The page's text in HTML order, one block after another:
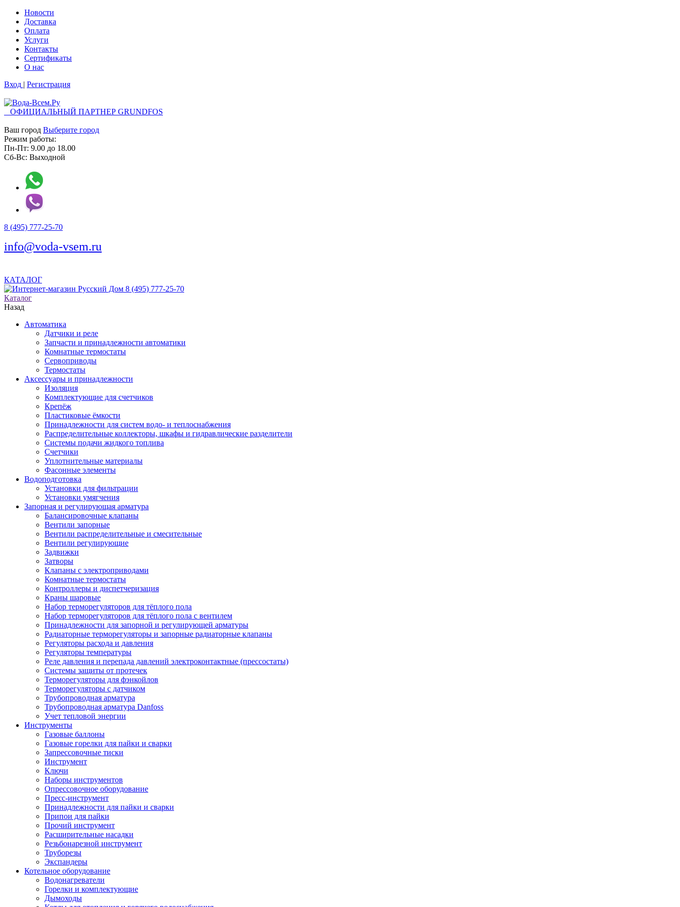
Новости
Доставка
Оплата
Услуги
Контакты
Cертификаты
О нас
Вход | Регистрация
ОФИЦИАЛЬНЫЙ ПАРТНЕР GRUNDFOS
Ваш город Выберите город
Режим работы:
Пн-Пт: 9.00 до 18.00
Сб-Вс: Выходной
8 (495) 777-25-70
info@voda-vsem.ru
КАТАЛОГ
8 (495) 777-25-70
Каталог
Назад
Автоматика
Датчики и реле
Запчасти и принадлежности автоматики
Комнатные термостаты
Сервоприводы
Термостаты
Аксессуары и принадлежности
Изоляция
Комплектующие для счетчиков
Крепёж
Пластиковые ёмкости
Принадлежности для систем водо- и теплоснабжения
Распределительные коллекторы, шкафы и гидравлические разделители
Системы подачи жидкого топлива
Счетчики
Уплотнительные материалы
Фасонные элементы
Водоподготовка
Установки для фильтрации
Установки умягчения
Запорная и регулирующая арматура
Балансировочные клапаны
Вентили запорные
Вентили распределительные и смесительные
Вентили регулирующие
Задвижки
Затворы
Клапаны с электроприводами
Комнатные термостаты
Контроллеры и диспетчеризация
Краны шаровые
Набор терморегуляторов для тёплого пола
Набор терморегуляторов для тёплого пола с вентилем
Принадлежности для запорной и регулирующей арматуры
Радиаторные терморегуляторы и запорные радиаторные клапаны
Регуляторы расхода и давления
Регуляторы температуры
Реле давления и перепада давлений электроконтактные (прессостаты)
Системы защиты от протечек
Терморегуляторы для фэнкойлов
Терморегуляторы с датчиком
Трубопроводная арматура
Трубопроводная арматура Danfoss
Учет тепловой энергии
Инструменты
Газовые баллоны
Газовые горелки для пайки и сварки
Запрессовочные тиски
Инструмент
Ключи
Наборы инструментов
Опрессовочное оборудование
Пресс-инструмент
Принадлежности для пайки и сварки
Припои для пайки
Прочий инструмент
Расширительные насадки
Резьбонарезной инструмент
Труборезы
Экспандеры
Котельное оборудование
Водонагреватели
Горелки и комплектующие
Дымоходы